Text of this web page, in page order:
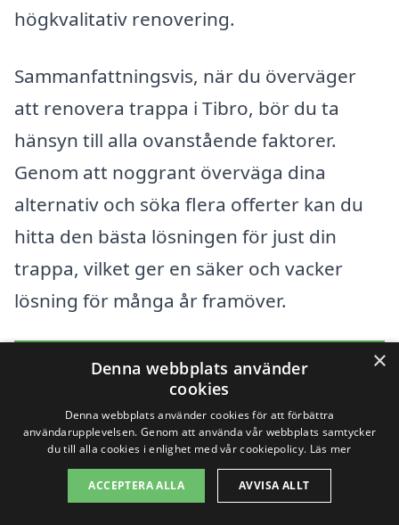
högkvalitativ renovering.
Sammanfattningsvis, när du överväger
att renovera trappa i Tibro, bör du ta
hänsyn till alla ovanstående faktorer.
Genom att noggrant överväga dina
alternativ och söka flera offerter kan du
hitta den bästa lösningen för just din
trappa, vilket ger en säker och vacker
lösning för många år framöver.
Få 3 erbjudanden, gratis och utan
Sök efter en
×
Denna webbplats använder
cookies
Denna webbplats använder cookies för att förbättra
användarupplevelsen. Genom att använda vår webbplats samtycker
du till alla cookies i enlighet med vår cookiepolicy. Läs mer
ACCEPTERA ALLA AVVISA ALLT